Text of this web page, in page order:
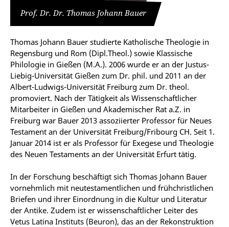
Prof. Dr. Dr. Thomas Johann Bauer
Thomas Johann Bauer studierte Katholische Theologie in
Regensburg und Rom (Dipl.Theol.) sowie Klassische
Philologie in Gießen (M.A.). 2006 wurde er an der Justus-
Liebig-Universität Gießen zum Dr. phil. und 2011 an der
Albert-Ludwigs-Universität Freiburg zum Dr. theol.
promoviert. Nach der Tätigkeit als Wissenschaftlicher
Mitarbeiter in Gießen und Akademischer Rat a.Z. in
Freiburg war Bauer 2013 assoziierter Professor für Neues
Testament an der Universität Freiburg/Fribourg CH. Seit 1.
Januar 2014 ist er als Professor für Exegese und Theologie
des Neuen Testaments an der Universität Erfurt tätig.
In der Forschung beschäftigt sich Thomas Johann Bauer
vornehmlich mit neutestamentlichen und frühchristlichen
Briefen und ihrer Einordnung in die Kultur und Literatur
der Antike. Zudem ist er wissenschaftlicher Leiter des
Vetus Latina Instituts (Beuron), das an der Rekonstruktion